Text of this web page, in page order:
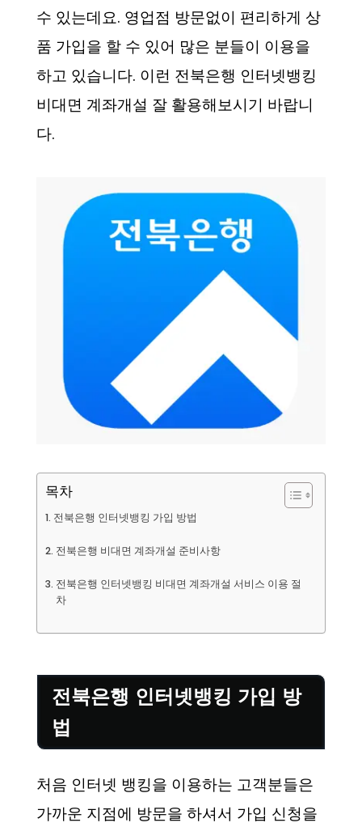
수 있는데요. 영업점 방문없이 편리하게 상
품 가입을 할 수 있어 많은 분들이 이용을
하고 있습니다. 이런 전북은행 인터넷뱅킹
비대면 계좌개설 잘 활용해보시기 바랍니
다.
목차
전북은행 인터넷뱅킹 가입 방법
전북은행 비대면 계좌개설 준비사항
전북은행 인터넷뱅킹 비대면 계좌개설 서비스 이용 절
차
전북은행 인터넷뱅킹 가입 방
법
처음 인터넷 뱅킹을 이용하는 고객분들은
가까운 지점에 방문을 하셔서 가입 신청을